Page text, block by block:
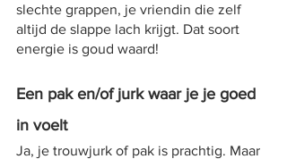
slechte grappen, je vriendin die zelf
altijd de slappe lach krijgt. Dat soort
energie is goud waard!
Een pak en/of jurk waar je je goed
in voelt
Ja, je trouwjurk of pak is prachtig. Maar